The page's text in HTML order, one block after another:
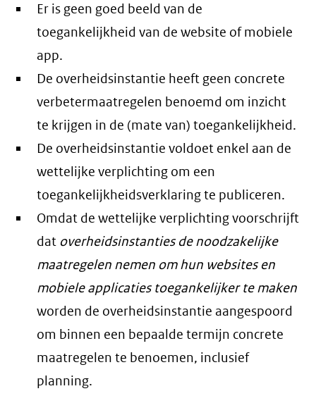
Er is geen goed beeld van de
toegankelijkheid van de website of mobiele
app.
De overheidsinstantie heeft geen concrete
verbetermaatregelen benoemd om inzicht
te krijgen in de (mate van) toegankelijkheid.
De overheidsinstantie voldoet enkel aan de
wettelijke verplichting om een
toegankelijkheidsverklaring te publiceren.
Omdat de wettelijke verplichting voorschrijft
dat overheidsinstanties de noodzakelijke
maatregelen nemen om hun websites en
mobiele applicaties toegankelijker te maken
worden de overheidsinstantie aangespoord
om binnen een bepaalde termijn concrete
maatregelen te benoemen, inclusief
planning.